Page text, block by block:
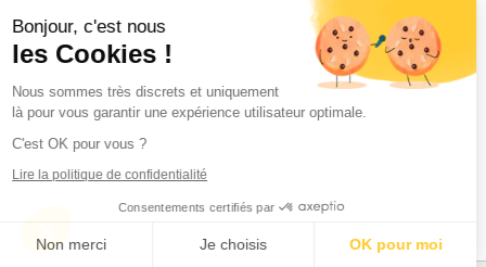
Bonjour, c'est nous
les Cookies !
Nous sommes très discrets et uniquement
là pour vous garantir une expérience utilisateur optimale.
C'est OK pour vous ?
Lire la politique de confidentialité
Consentements certifiés par
Non merci Je choisis OK pour moi